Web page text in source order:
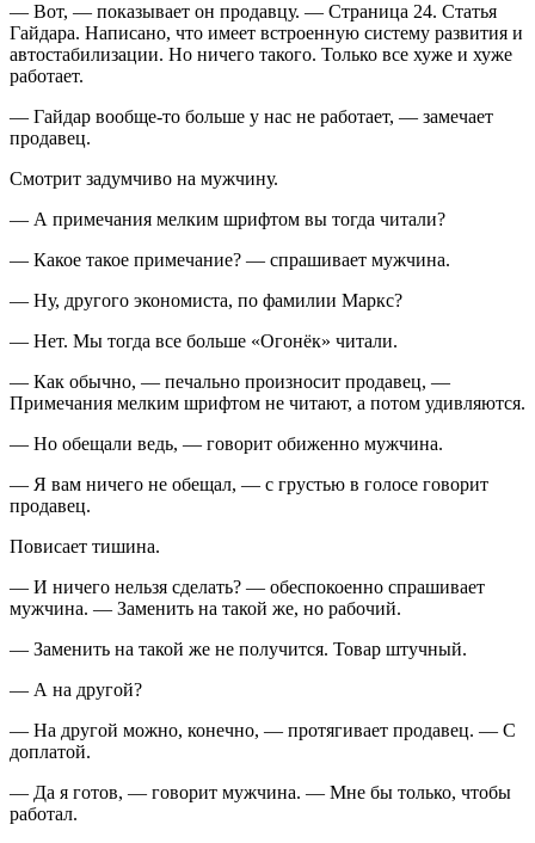
— Вот, — показывает он продавцу. — Страница 24. Статья
Гайдара. Написано, что имеет встроенную систему развития и
автостабилизации. Но ничего такого. Только все хуже и хуже
работает.
— Гайдар вообще-то больше у нас не работает, — замечает
продавец.
Смотрит задумчиво на мужчину.
— А примечания мелким шрифтом вы тогда читали?
— Какое такое примечание? — спрашивает мужчина.
— Ну, другого экономиста, по фамилии Маркс?
— Нет. Мы тогда все больше «Огонёк» читали.
— Как обычно, — печально произносит продавец, —
Примечания мелким шрифтом не читают, а потом удивляются.
— Но обещали ведь, — говорит обиженно мужчина.
— Я вам ничего не обещал, — с грустью в голосе говорит
продавец.
Повисает тишина.
— И ничего нельзя сделать? — обеспокоенно спрашивает
мужчина. — Заменить на такой же, но рабочий.
— Заменить на такой же не получится. Товар штучный.
— А на другой?
— На другой можно, конечно, — протягивает продавец. — С
доплатой.
— Да я готов, — говорит мужчина. — Мне бы только, чтобы
работал.